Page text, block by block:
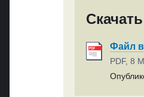
Скачать
Файл
PDF, 8